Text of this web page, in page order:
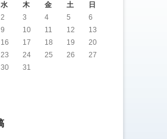
水 木 金 土
日
2 3 4 5
6
9 10 11 12
13
16 17 18 19
20
23 24 25 26
27
30 31